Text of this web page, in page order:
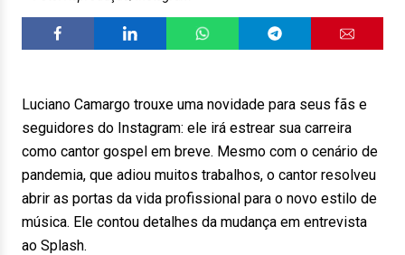
Luciano Camargo trouxe uma novidade para seus fãs e
seguidores do Instagram: ele irá estrear sua carreira
como cantor gospel em breve. Mesmo com o cenário de
pandemia, que adiou muitos trabalhos, o cantor resolveu
abrir as portas da vida profissional para o novo estilo de
música. Ele contou detalhes da mudança em entrevista
ao Splash.